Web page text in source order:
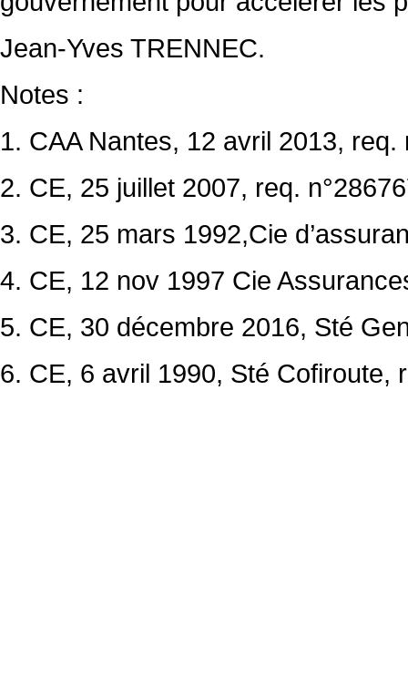
Jean-Yves TRENNEC.
Notes :
1. CAA Nantes, 12 avril 2013,
2. CE, 25 juillet 2007, req.
3. CE, 25 mars 1992,Cie
4. CE, 12 nov 1997 Cie
5. CE, 30 décembre 2016, Sté
6. CE, 6 avril 1990, Sté Cofiroute,